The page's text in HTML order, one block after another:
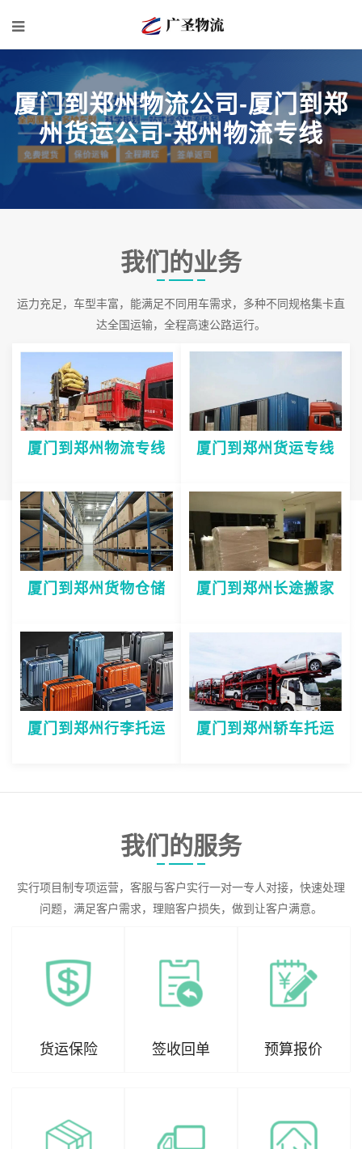
厦门到郑州物流公司-厦门到郑
州货运公司-郑州物流专线
我们的业务
运力充足，车型丰富，能满足不同用车需求，多种不同规格集卡直
达全国运输，全程高速公路运行。
厦门到郑州物流专线 厦门到郑州货运专线
厦门到郑州货物仓储 厦门到郑州长途搬家
厦门到郑州行李托运 厦门到郑州轿车托运
我们的服务
实行项目制专项运营，客服与客户实行一对一专人对接，快速处理
问题，满足客户需求，理赔客户损失，做到让客户满意。
货运保险 签收回单 预算报价